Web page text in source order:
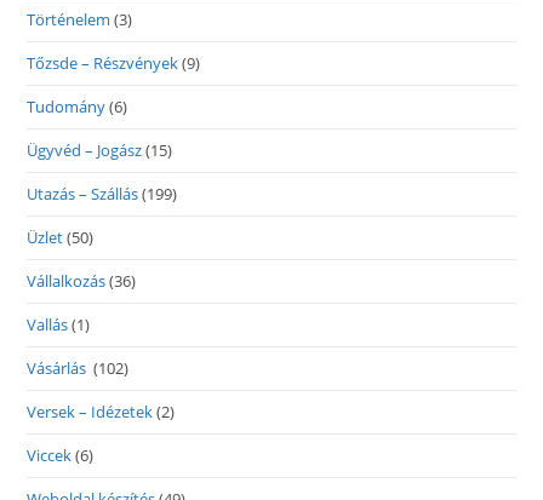
Történelem (3)
Tőzsde – Részvények(9)
Tudomány(6)
Ügyvéd – Jogász(15)
Utazás – Szállás(199)
Üzlet(50)
Vállalkozás(36)
Vallás(1)
Vásárlás (102)
Versek – Idézetek(2)
Viccek(6)